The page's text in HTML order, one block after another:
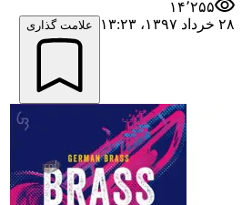
۱۴٬۲۵۵
۲۸ خرداد ۱۳۹۷،‏ ۱۳:۲۳
علامت گذاری